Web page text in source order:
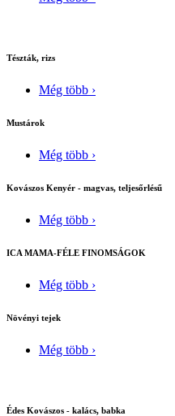
Tészták, rizs
Még több ›
Mustárok
Még több ›
Kovászos Kenyér - magvas, teljesőrlésű
Még több ›
ICA MAMA-FÉLE FINOMSÁGOK
Még több ›
Növényi tejek
Még több ›
Édes Kovászos - kalács, babka